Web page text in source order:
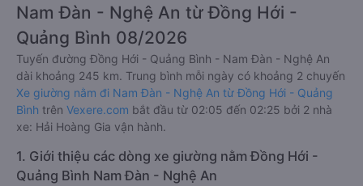
Nam Đàn - Nghệ An từ Đồng Hới -
Quảng Bình 08/2026
Tuyến đường Đồng Hới - Quảng Bình - Nam Đàn - Nghệ An
dài khoảng 245 km. Trung bình mỗi ngày có khoảng 2 chuyến
Xe giường nằm đi Nam Đàn - Nghệ An từ Đồng Hới - Quảng
Bình trên Vexere.com bắt đầu từ 02:05 đến 02:25 bởi 2 nhà
xe: Hải Hoàng Gia vận hành.
1. Giới thiệu các dòng xe giường nằm Đồng Hới -
Quảng Bình Nam Đàn - Nghệ An